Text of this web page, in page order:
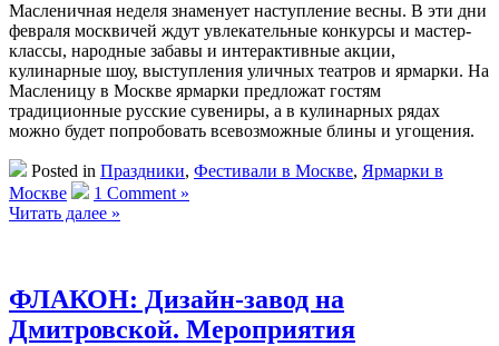
Масленичная неделя знаменует наступление весны. В эти дни
февраля москвичей ждут увлекательные конкурсы и мастер-
классы, народные забавы и интерактивные акции,
кулинарные шоу, выступления уличных театров и ярмарки. На
Масленицу в Москве ярмарки предложат гостям
традиционные русские сувениры, а в кулинарных рядах
можно будет попробовать всевозможные блины и угощения.
Posted in Праздники, Фестивали в Москве, Ярмарки в
Москве
1 Comment »
Читать далее »
ФЛАКОН: Дизайн-завод на
Дмитровской. Мероприятия